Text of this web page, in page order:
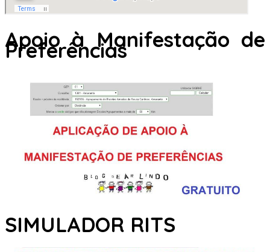
Apoio à Manifestação de
Preferências
SIMULADOR RITS